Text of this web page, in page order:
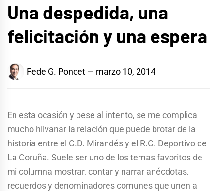
Una despedida, una
felicitación y una espera
Fede G. Poncet marzo 10, 2014
En esta ocasión y pese al intento, se me complica
mucho hilvanar la relación que puede brotar de la
historia entre el C.D. Mirandés y el R.C. Deportivo de
La Coruña. Suele ser uno de los temas favoritos de
mi columna mostrar, contar y narrar anécdotas,
recuerdos y denominadores comunes que unen a